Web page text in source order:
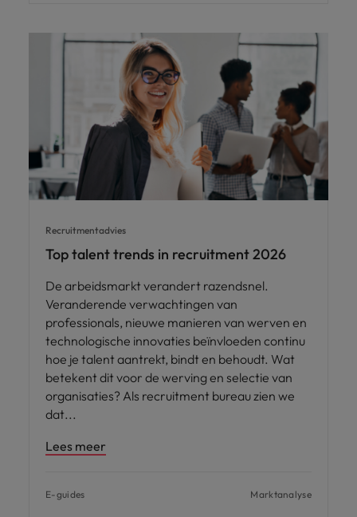
Recruitmentadvies
Top talent trends in recruitment 2026
De arbeidsmarkt verandert razendsnel.
Veranderende verwachtingen van
professionals, nieuwe manieren van werven en
technologische innovaties beïnvloeden continu
hoe je talent aantrekt, bindt en behoudt. Wat
betekent dit voor de werving en selectie van
organisaties? Als recruitment bureau zien we
dat
Lees meer
E-guides Marktanalyse